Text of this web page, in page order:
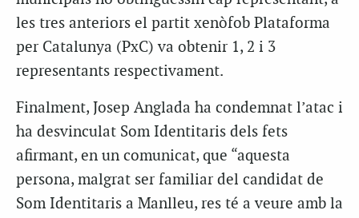
les tres anteriors el partit xenòfob Plataforma
per Catalunya (PxC) va obtenir 1, 2 i 3
representants respectivament.
Finalment, Josep Anglada ha condemnat l’atac i
ha desvinculat Som Identitaris dels fets
afirmant, en un comunicat, que “aquesta
persona, malgrat ser familiar del candidat de
Som Identitaris a Manlleu, res té a veure amb la